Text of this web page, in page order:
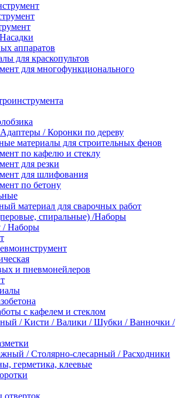
аппаратов
для краскопультов
для многофункционального
/ Коронки по дереву
материалы для строительных фенов
по кафелю и стеклу
для резки
для шлифования
по бетону
материал для сварочных работ
спиральные) /Наборы
/ Наборы
и пневмонейлеров
с кафелем и стеклом
/ Кисти / Валики / Шубки / Ванночки /
/ Столярно-слесарный / Расходники
герметика, клеевые